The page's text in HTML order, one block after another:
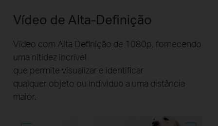
Vídeo de Alta-Definição
Vídeo com Alta Definição de 1080p, fornecendo
uma nitidez incrível
que permite visualizar e identificar
qualquer objeto ou individuo a uma distância
maior.